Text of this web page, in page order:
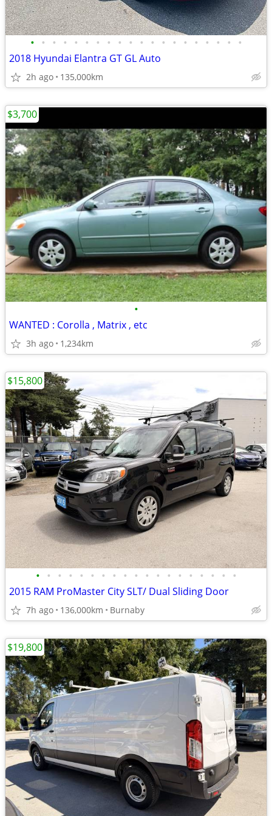
• • • • • • • • • • • • • • • • • • • •
2018 Hyundai Elantra GT GL Auto
2h ago 135,000km
•
WANTED : Corolla , Matrix , etc
3h ago 1,234km
$3,700
• • • • • • • • • • • • • • • • • • •
2015 RAM ProMaster City SLT/ Dual Sliding Door
7h ago 136,000km Burnaby
$15,800
$19,800